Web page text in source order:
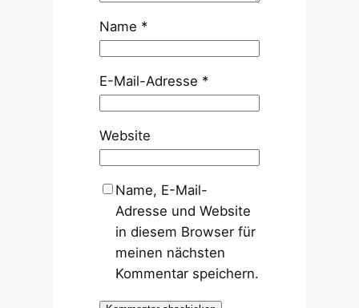
Name *
E-Mail-Adresse *
Website
Name, E-Mail-
Adresse und Website
in diesem Browser für
meinen nächsten
Kommentar speichern.